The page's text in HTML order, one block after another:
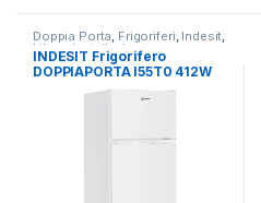
Doppia Porta, Frigoriferi, Indesit,
Libera Installazione
INDESIT Frigorifero
DOPPIAPORTA I55T0 412W